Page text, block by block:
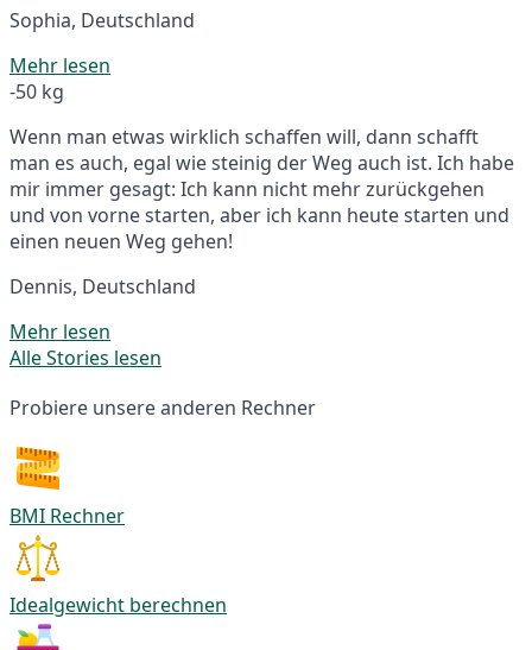
Sophia, Deutschland
Mehr lesen
-50 kg
Wenn man etwas wirklich schaffen will, dann schafft
man es auch, egal wie steinig der Weg auch ist. Ich habe
mir immer gesagt: Ich kann nicht mehr zurückgehen
und von vorne starten, aber ich kann heute starten und
einen neuen Weg gehen!
Dennis, Deutschland
Mehr lesen
Alle Stories lesen
Probiere unsere anderen Rechner
BMI Rechner
Idealgewicht berechnen